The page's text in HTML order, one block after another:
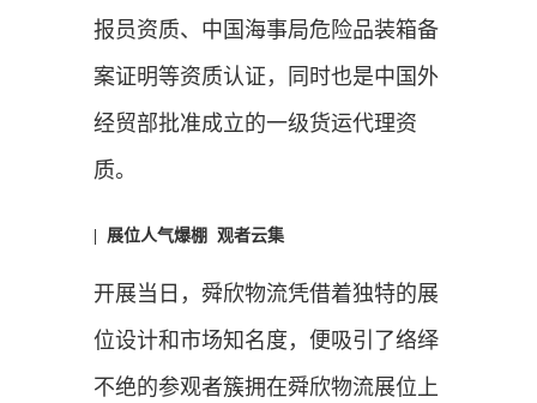
报员资质、中国海事局危险品装箱备
案证明等资质认证，同时也是中国外
经贸部批准成立的一级货运代理资
质。
| 展位人气爆棚 观者云集
开展当日，舜欣物流凭借着独特的展
位设计和市场知名度，便吸引了络绎
不绝的参观者簇拥在舜欣物流展位上